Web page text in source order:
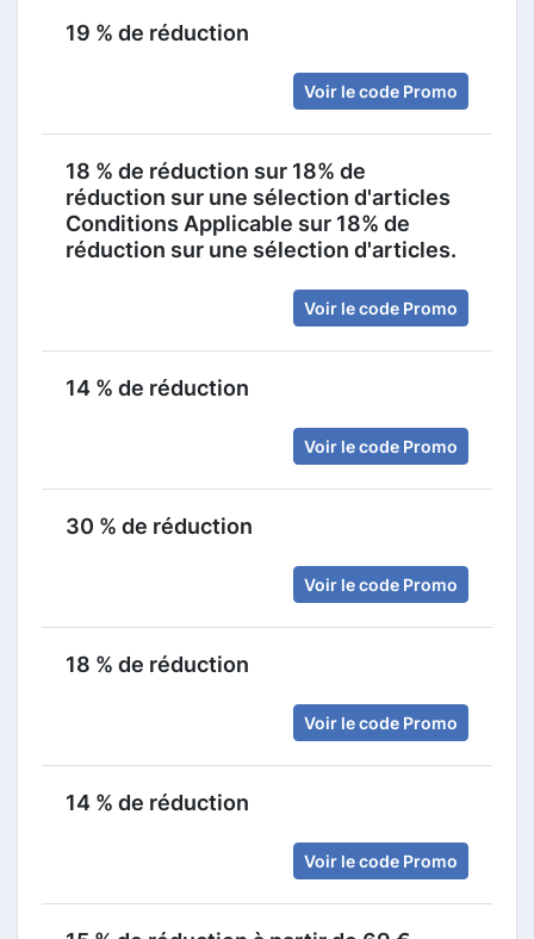
19 % de réduction
Voir le code Promo
18 % de réduction sur 18% de
réduction sur une sélection d'articles
Conditions Applicable sur 18% de
réduction sur une sélection d'articles.
Voir le code Promo
14 % de réduction
Voir le code Promo
30 % de réduction
Voir le code Promo
18 % de réduction
Voir le code Promo
14 % de réduction
Voir le code Promo